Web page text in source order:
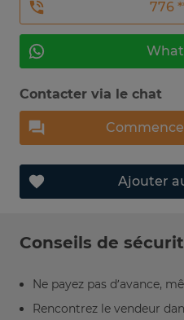
776
Contacter via le chat
Ajouter
Conseils de
Ne payez pas d’avance,
Rencontrez le vendeur